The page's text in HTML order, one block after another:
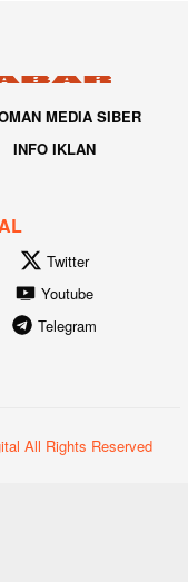
MEDIA SIBER
INFO IKLAN
Twitter
Youtube
Telegram
All Rights Reserved